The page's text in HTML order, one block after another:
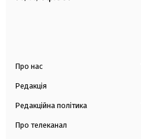
Про нас
Редакція
Редакційна політика
Про телеканал